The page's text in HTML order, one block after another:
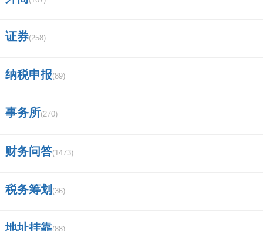
证券(258)
纳税申报(89)
事务所(270)
财务问答(1473)
税务筹划 (36)
地址挂靠(88)